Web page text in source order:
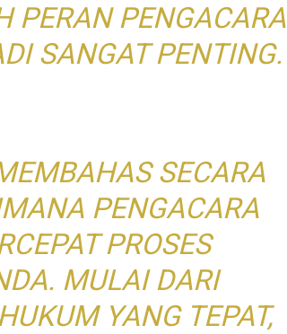
PERAN PENGACARA
SANGAT PENTING.
SECARA
PENGACARA
PROSES
MULAI DARI
YANG TEPAT,